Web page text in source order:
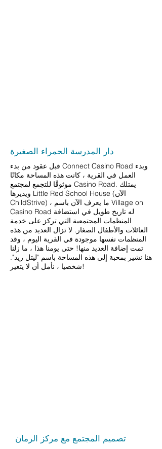
قبل عقود من بدء Connect Casino Road وبدء
العمل في القرية ، كانت هذه المساحة مكانًا
موثوقًا للتجمع لمجتمع Casino Road. يمتلك
ويديرها Little Red School House (الآن
ChildStrive) ، ما يعرف الآن باسم Village on
Casino Road له تاريخ طويل في استضافة
المنظمات المجتمعية التي تركز على خدمة
العائلات والأطفال الصغار. لا تزال العديد من هذه
المنظمات نفسها موجودة في القرية اليوم ، وقد
تمت إضافة العديد منها! حتى يومنا هذا ، ما زلنا
هنا نشير بمحبة إلى هذه المساحة باسم "ليتل ريد".
شخصيا ، نأمل أن لا يتغير!
تصميم المجتمع مع مركز الرمان